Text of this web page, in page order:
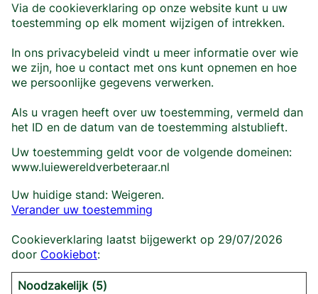
Via de cookieverklaring op onze website kunt u uw
toestemming op elk moment wijzigen of intrekken.
In ons privacybeleid vindt u meer informatie over wie
we zijn, hoe u contact met ons kunt opnemen en hoe
we persoonlijke gegevens verwerken.
Als u vragen heeft over uw toestemming, vermeld dan
het ID en de datum van de toestemming alstublieft.
Uw toestemming geldt voor de volgende domeinen:
www.luiewereldverbeteraar.nl
Uw huidige stand: Weigeren.
Verander uw toestemming
Cookieverklaring laatst bijgewerkt op 29/07/2026
door Cookiebot:
Noodzakelijk (5)